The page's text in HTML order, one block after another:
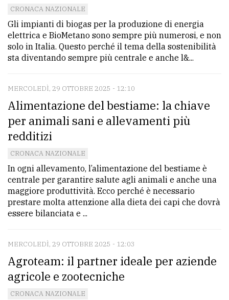
CRONACA NAZIONALE
Gli impianti di biogas per la produzione di energia
elettrica e BioMetano sono sempre più numerosi, e non
solo in Italia. Questo perché il tema della sostenibilità
sta diventando sempre più centrale e anche l&...
MERCOLEDÌ, 29 OTTOBRE 2025 - 12:10
Alimentazione del bestiame: la chiave
per animali sani e allevamenti più
redditizi
CRONACA NAZIONALE
In ogni allevamento, l’alimentazione del bestiame è
centrale per garantire salute agli animali e anche una
maggiore produttività. Ecco perché è necessario
prestare molta attenzione alla dieta dei capi che dovrà
essere bilanciata e ...
MERCOLEDÌ, 29 OTTOBRE 2025 - 12:03
Agroteam: il partner ideale per aziende
agricole e zootecniche
CRONACA NAZIONALE